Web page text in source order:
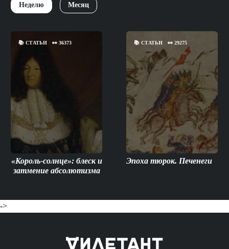
Неделю Месяц
📚 СТАТЬИ 👀 36373
«Король-солнце»: блеск и
затмение абсолютизма
📚СТАТЬИ 👀29275
Эпоха тюрок. Печенеги
->